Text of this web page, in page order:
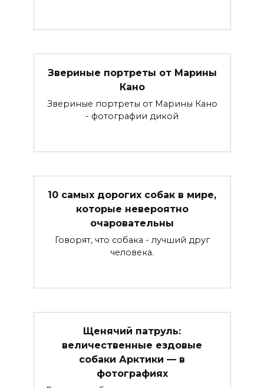
Звериные портреты от Марины
Кано
Звериные портреты от Марины Кано
- фотографии дикой
10 самых дорогих собак в мире,
которые невероятно
очаровательны
Говорят, что собака - лучший друг
человека.
Щенячий патруль:
величественные ездовые
собаки Арктики — в
фотографиях